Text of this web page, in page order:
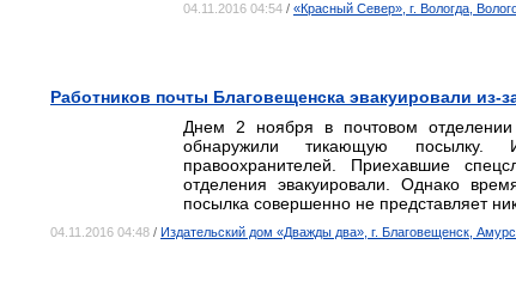
04.11.2016 04:54 / «Красный Север», г. Вологда,
Работников почты Благовещенска эвакуировали из-
Днем 2 ноября в почтовом
обнаружили тикающую посылку.
правоохранителей. Приехавшие
отделения эвакуировали. Однако
посылка совершенно не представляет
04.11.2016 04:48 / Издательский дом «Дважды два», г. Благовещенск,